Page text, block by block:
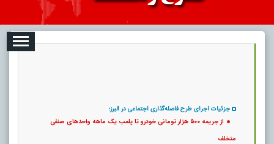
جزئیات اجرای طرح فاصله‌گذاری اجتماعی در البرز؛
از جریمه ۵۰۰ هزار تومانی خودرو تا پلمب یک ماهه واحدهای صنفی
متخلف